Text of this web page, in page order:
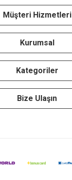
Müşteri Hizmetleri
Kurumsal
Kategoriler
Bize Ulaşın